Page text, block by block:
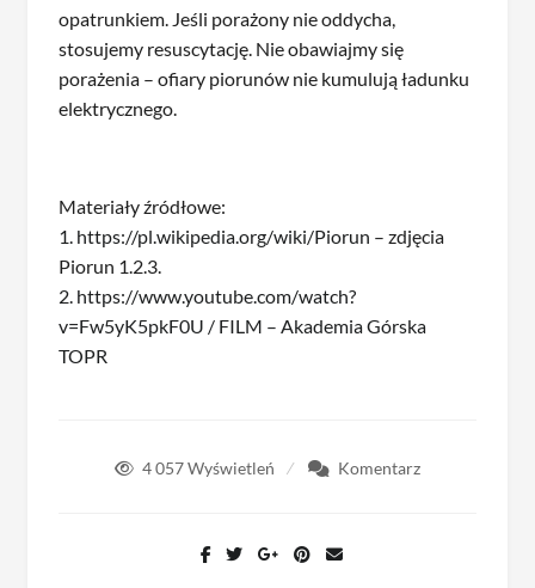
opatrunkiem. Jeśli porażony nie oddycha,
stosujemy resuscytację. Nie obawiajmy się
porażenia – ofiary piorunów nie kumulują ładunku
elektrycznego.
Materiały źródłowe:
1. https://pl.wikipedia.org/wiki/Piorun – zdjęcia
Piorun 1.2.3.
2. https://www.youtube.com/watch?
v=Fw5yK5pkF0U / FILM – Akademia Górska
TOPR
4 057Wyświetleń Komentarz